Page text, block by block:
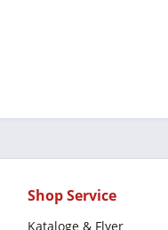
Shop Service
Kataloge & Flyer